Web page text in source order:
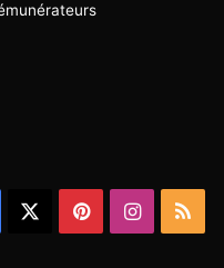
PinterestInstagram
RSS